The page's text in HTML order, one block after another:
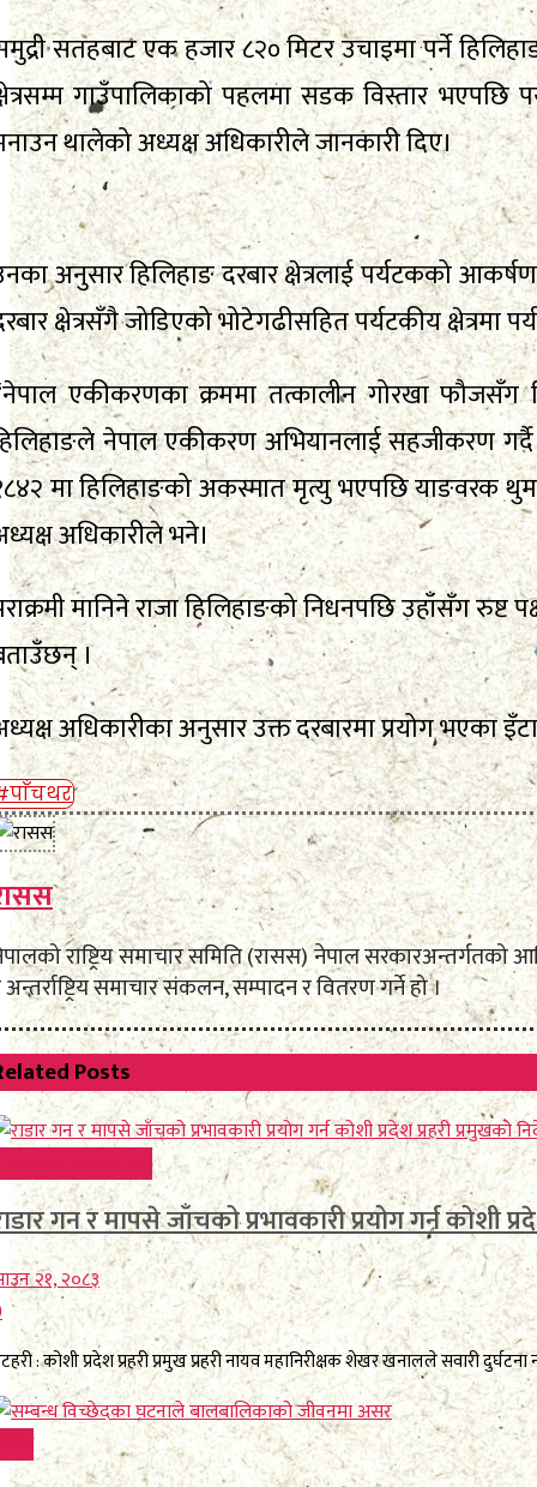
सतहबाट एक हजार ८२० मिटर उचाइमा पर्ने
गाउँपालिकाको पहलमा सडक विस्तार
थालेको अध्यक्ष अधिकारीले जानकारी दिए।
अनुसार हिलिहाङ दरबार क्षेत्रलाई पर्यटकको
क्षेत्रसँगै जोडिएको भोटेगढीसहित पर्यटकीय क्षेत्रमा
एकीकरणका क्रममा तत्कालीन गोरखा फौजसँग
नेपाल एकीकरण अभियानलाई सहजीकरण
मा हिलिहाङको अकस्मात मृत्यु भएपछि याङवरक थुम
अधिकारीले भने।
मानिने राजा हिलिहाङको निधनपछि उहाँसँग
।
अधिकारीका अनुसार उक्त दरबारमा प्रयोग भएका
राष्ट्रिय समाचार समिति (रासस) नेपाल सरकारअन्तर्गतको
समाचार संकलन, सम्पादन र वितरण गर्ने हो ।
Posts
गन र मापसे जाँचको प्रभावकारी प्रयोग गर्न कोशी
२१, २०८३
: कोशी प्रदेश प्रहरी प्रमुख प्रहरी नायव महानिरीक्षक शेखर खनालले सवारी